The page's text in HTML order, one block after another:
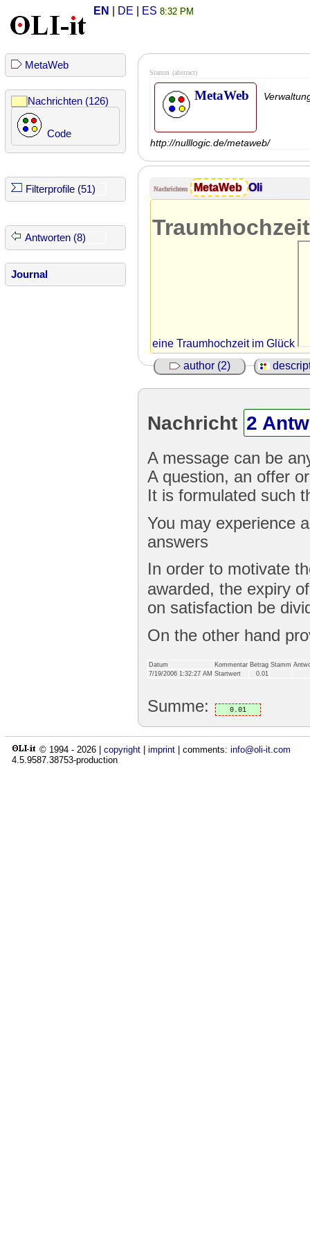
EN DE ES 8:32 PM
MetaWeb
Nachrichten (126)
Code
Filterprofile (51)
Antworten (8)
Journal
Stamm (abstract)
MetaWeb
http://nulllogic.de/metaweb/
Nachrichten MetaWeb Oli
Traumhochzeit
eine Traumhochzeit im Glück
author (2)
Nachricht 2
A message can be
A question, an offer
It is formulated such
You may experience
answers
In order to motivate
awarded, the expiry
on satisfaction be
On the other hand
Datum Kommentar Betrag Stamm
7/19/2006 1:32:27 AM Startwert 0.01
Summe: 0.01
© 1994 - 2026 copyright imprint | comments: info@oli-it.com
4.5.9587.38753-production